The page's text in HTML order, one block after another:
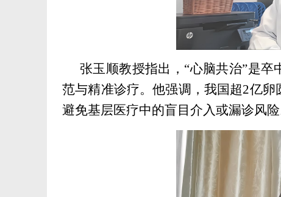
张玉顺教授指出，“心脑共治”是
范与精准诊疗。他强调，我国超2亿
避免基层医疗中的盲目介入或漏诊风险